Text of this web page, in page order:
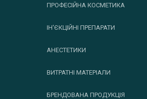
ПРОФЕСІЙНА КОСМЕТИКА
ІН'ЄКЦІЙНІ ПРЕПАРАТИ
АНЕСТЕТИКИ
ВИТРАТНІ МАТЕРІАЛИ
БРЕНДОВАНА ПРОДУКЦІЯ